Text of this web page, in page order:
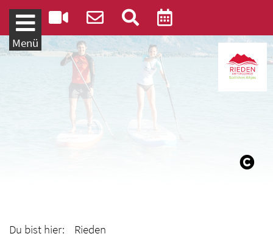
Weiter zum Inhalt
Menü
Du bist hier: Rieden